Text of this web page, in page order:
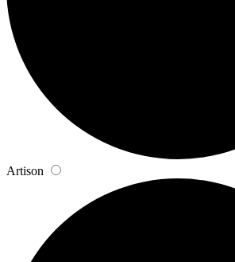
Artison